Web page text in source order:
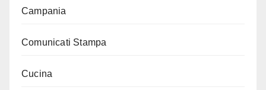
Campania
Comunicati Stampa
Cucina